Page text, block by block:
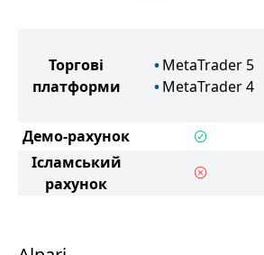
Торгові
платформи
MetaTrader 5
MetaTrader 4
Демо-рахунок
Ісламський
рахунок